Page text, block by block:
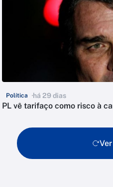
Política há 29 dias
PL vê tarifaço como risco à